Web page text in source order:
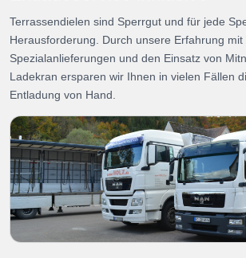
Terrassendielen sind Sperrgut und für jede
Herausforderung. Durch unsere Erfahrung mit
Spezialanlieferungen und den Einsatz von
Ladekran ersparen wir Ihnen in vielen Fällen
Entladung von Hand.